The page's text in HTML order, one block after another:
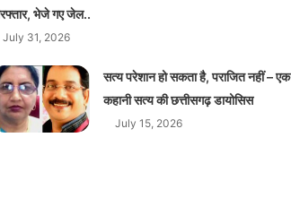
भेजे गए जेल..
July 31, 2026
सत्य परेशान हो सकता है, पराजित नहीं – एक
कहानी सत्य की छत्तीसगढ़ डायोसिस
July 15, 2026